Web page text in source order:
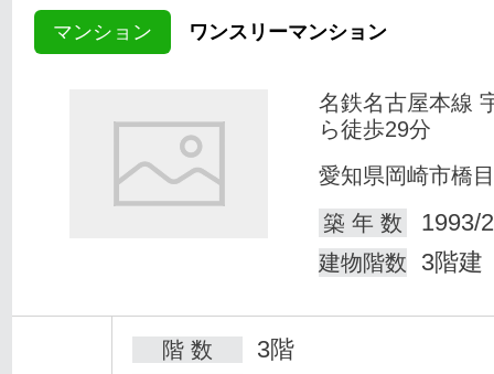
マンション ワンスリーマンション
名鉄名古屋本線
ら徒歩29分
愛知県岡崎市橋
築 年 数
1993/
建物階数 3階建
階 数 3階